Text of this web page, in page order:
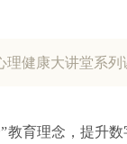
理健康大讲堂系列
教育理念，提升